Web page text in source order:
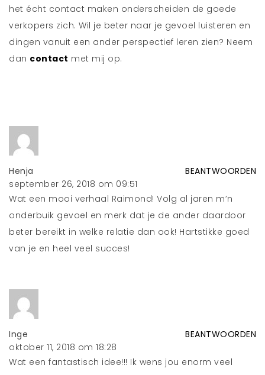
het écht contact maken onderscheiden de goede
verkopers zich. Wil je beter naar je gevoel luisteren en
dingen vanuit een ander perspectief leren zien? Neem
dan contact met mij op.
Henja
september 26, 2018 om 09:51
Wat een mooi verhaal Raimond! Volg al jaren m’n
onderbuik gevoel en merk dat je de ander daardoor
beter bereikt in welke relatie dan ook! Hartstikke goed
van je en heel veel succes!
BEANTWOORDEN
Inge
oktober 11, 2018 om 18:28
Wat een fantastisch idee!!! Ik wens jou enorm veel
BEANTWOORDEN